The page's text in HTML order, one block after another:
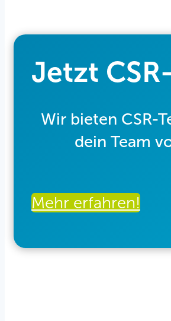
Jetzt
Wir bieten CSR-
dein Team
Mehr erfahren!